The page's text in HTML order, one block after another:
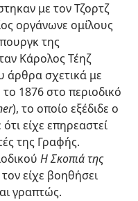
με τον Τζορτζ
οργάνωνε ομίλους
της
Κάρολος Τέηζ
σχετικά με
1876 στο περιοδικό
), το οποίο εξέδιδε ο
είχε επηρεαστεί
της Γραφής.
Η Σκοπιά της
είχε βοηθήσει
γραπτώς.